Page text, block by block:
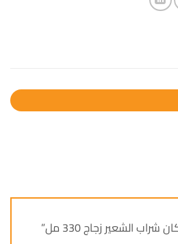
الشعير زجاج 330 مل”